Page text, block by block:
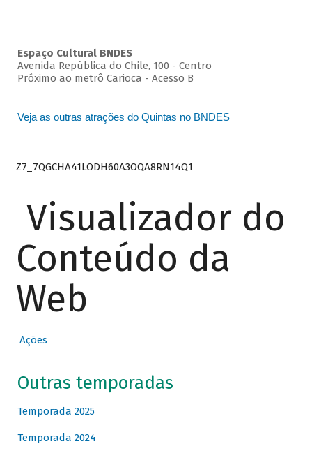
Espaço Cultural BNDES
Avenida República do Chile, 100 - Centro
Próximo ao metrô Carioca - Acesso B
Veja as outras atrações do Quintas no BNDES
Z7_7QGCHA41LODH60A3OQA8RN14Q1
Visualizador do
Conteúdo da
Web
Ações
Outras temporadas
Temporada 2025
Temporada 2024